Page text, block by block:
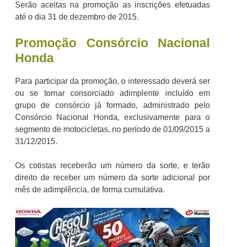
Serão aceitas na promoção as inscrições efetuadas
até o dia 31 de dezembro de 2015.
Promoção Consórcio Nacional
Honda
Para participar da promoção, o interessado deverá ser
ou se tornar consorciado adimplente incluído em
grupo de consórcio já formado, administrado pelo
Consórcio Nacional Honda, exclusivamente para o
segmento de motocicletas, no período de 01/09/2015 a
31/12/2015.
Os cotistas receberão um número da sorte, e terão
direito de receber um número da sorte adicional por
mês de adimplência, de forma cumulativa.